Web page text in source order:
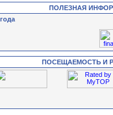
ПОЛЕЗНАЯ
ПОСЕЩАЕМОСТЬ И